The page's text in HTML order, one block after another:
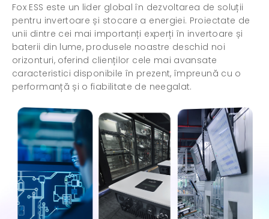
Fox ESS este un lider global în dezvoltarea de soluții
pentru invertoare și stocare a energiei. Proiectate de
unii dintre cei mai importanți experți în invertoare și
baterii din lume, produsele noastre deschid noi
orizonturi, oferind clienților cele mai avansate
caracteristici disponibile în prezent, împreună cu o
performanță și o fiabilitate de neegalat.